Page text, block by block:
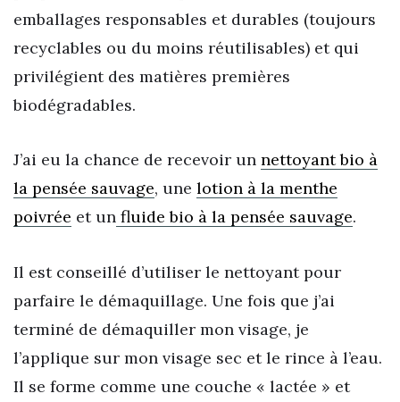
emballages responsables et durables (toujours
recyclables ou du moins réutilisables) et qui
privilégient des matières premières
biodégradables.
J’ai eu la chance de recevoir un nettoyant bio à
la pensée sauvage, une lotion à la menthe
poivrée et un fluide bio à la pensée sauvage.
Il est conseillé d’utiliser le nettoyant pour
parfaire le démaquillage. Une fois que j’ai
terminé de démaquiller mon visage, je
l’applique sur mon visage sec et le rince à l’eau.
Il se forme comme une couche « lactée » et